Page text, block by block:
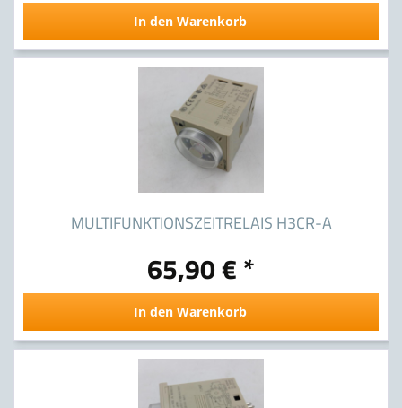
In den Warenkorb
MULTIFUNKTIONSZEITRELAIS H3CR-A
65,90 € *
In den Warenkorb